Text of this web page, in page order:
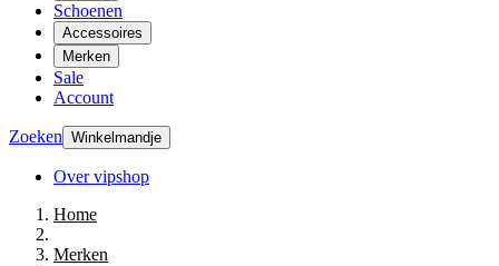
Schoenen
Accessoires
Merken
Sale
Account
Zoeken Winkelmandje
Over vipshop
Home
Merken